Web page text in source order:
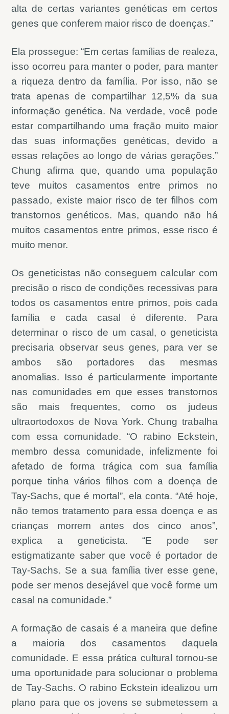
alta de certas variantes genéticas em certos
genes que conferem maior risco de doenças.”
Ela prossegue: “Em certas famílias de realeza,
isso ocorreu para manter o poder, para manter
a riqueza dentro da família. Por isso, não se
trata apenas de compartilhar 12,5% da sua
informação genética. Na verdade, você pode
estar compartilhando uma fração muito maior
das suas informações genéticas, devido a
essas relações ao longo de várias gerações.”
Chung afirma que, quando uma população
teve muitos casamentos entre primos no
passado, existe maior risco de ter filhos com
transtornos genéticos. Mas, quando não há
muitos casamentos entre primos, esse risco é
muito menor.
Os geneticistas não conseguem calcular com
precisão o risco de condições recessivas para
todos os casamentos entre primos, pois cada
família e cada casal é diferente. Para
determinar o risco de um casal, o geneticista
precisaria observar seus genes, para ver se
ambos são portadores das mesmas
anomalias. Isso é particularmente importante
nas comunidades em que esses transtornos
são mais frequentes, como os judeus
ultraortodoxos de Nova York. Chung trabalha
com essa comunidade. “O rabino Eckstein,
membro dessa comunidade, infelizmente foi
afetado de forma trágica com sua família
porque tinha vários filhos com a doença de
Tay-Sachs, que é mortal”, ela conta. “Até hoje,
não temos tratamento para essa doença e as
crianças morrem antes dos cinco anos”,
explica a geneticista. “E pode ser
estigmatizante saber que você é portador de
Tay-Sachs. Se a sua família tiver esse gene,
pode ser menos desejável que você forme um
casal na comunidade.”
A formação de casais é a maneira que define
a maioria dos casamentos daquela
comunidade. E essa prática cultural tornou-se
uma oportunidade para solucionar o problema
de Tay-Sachs. O rabino Eckstein idealizou um
plano para que os jovens se submetessem a